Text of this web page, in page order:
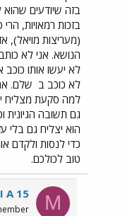
בזה שיודעים
בזכות רמאויות,
(מעריצות מויאל),
הנושא. אני לא
לא יעשו אותו כוכב
לא כוכב ב שלם.
למה סקעת מצליח
גם תשובה
הוא יצליח גם בלי
כדי לנסות ולקדם
טוב לכולכם.
M
A 15